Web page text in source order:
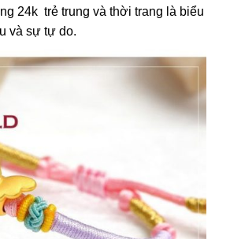
24k trẻ trung và thời trang là biểu
và sự tự do.